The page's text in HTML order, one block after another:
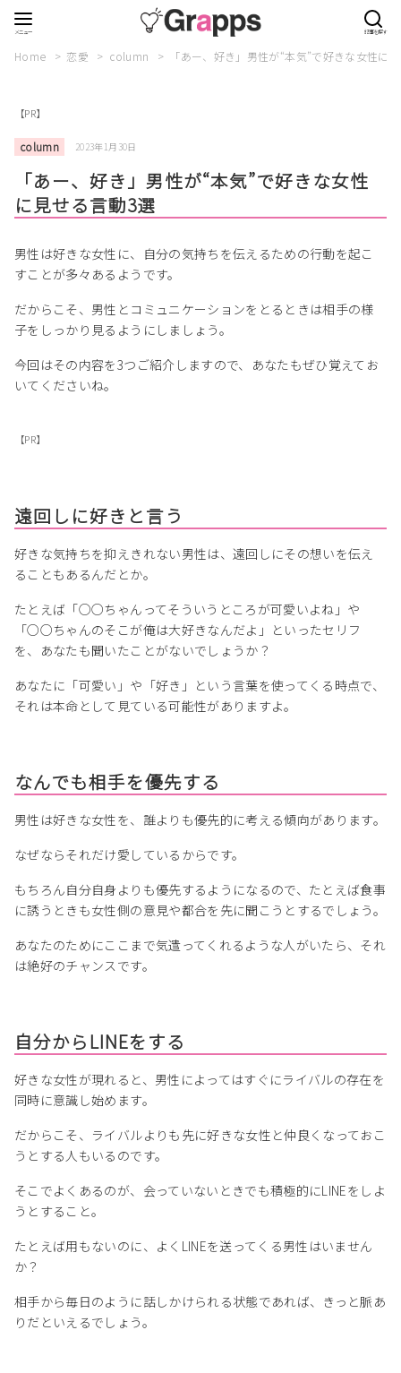
Home 恋愛 column 「あー、好き」男性が“本気”で好きな女性に
【PR】
column 2023年1月30日
「あー、好き」男性が“本気”で好きな女性
に見せる言動3選
男性は好きな女性に、自分の気持ちを伝えるための行動を起こ
すことが多々あるようです。
だからこそ、男性とコミュニケーションをとるときは相手の様
子をしっかり見るようにしましょう。
今回はその内容を3つご紹介しますので、あなたもぜひ覚えてお
いてくださいね。
【PR】
遠回しに好きと言う
好きな気持ちを抑えきれない男性は、遠回しにその想いを伝え
ることもあるんだとか。
たとえば「○○ちゃんってそういうところが可愛いよね」や
「○○ちゃんのそこが俺は大好きなんだよ」といったセリフ
を、あなたも聞いたことがないでしょうか？
あなたに「可愛い」や「好き」という言葉を使ってくる時点で、
それは本命として見ている可能性がありますよ。
なんでも相手を優先する
男性は好きな女性を、誰よりも優先的に考える傾向があります。
なぜならそれだけ愛しているからです。
もちろん自分自身よりも優先するようになるので、たとえば食事
に誘うときも女性側の意見や都合を先に聞こうとするでしょう。
あなたのためにここまで気遣ってくれるような人がいたら、それ
は絶好のチャンスです。
自分からLINEをする
好きな女性が現れると、男性によってはすぐにライバルの存在を
同時に意識し始めます。
だからこそ、ライバルよりも先に好きな女性と仲良くなっておこ
うとする人もいるのです。
そこでよくあるのが、会っていないときでも積極的にLINEをしよ
うとすること。
たとえば用もないのに、よくLINEを送ってくる男性はいません
か？
相手から毎日のように話しかけられる状態であれば、きっと脈あ
りだといえるでしょう。